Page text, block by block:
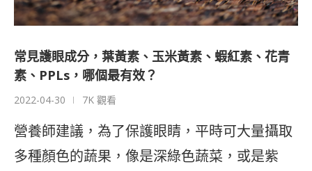
常見護眼成分，葉黃素、玉米黃素、蝦紅素、花青
素、PPLs，哪個最有效？
2022-04-30 7K 觀看
營養師建議，為了保護眼睛，平時可大量攝取
多種顏色的蔬果，像是深綠色蔬菜，或是紫